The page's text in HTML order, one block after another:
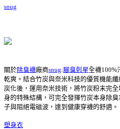
snug
關於除臭襪廠商snug:腳臭剋星全襪100%
乾爽。結合竹炭與奈米科技的優質機能
炭化後，運用奈米技術，將竹炭粉末完
身的特殊結構，可完全發揮竹炭本身除
子與阻絕電磁波，達到健康穿襪的舒適。
塑身衣